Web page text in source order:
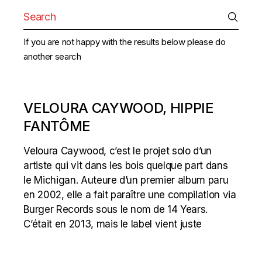
for:
If you are not happy with the results below please do
another search
VELOURA CAYWOOD, HIPPIE
FANTÔME
Veloura Caywood, c’est le projet solo d’un
artiste qui vit dans les bois quelque part dans
le Michigan. Auteure d’un premier album paru
en 2002, elle a fait paraître une compilation via
Burger Records sous le nom de 14 Years.
C’était en 2013, mais le label vient juste